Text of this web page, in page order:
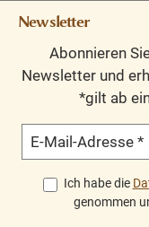
Newsletter
Abonnieren
Newsletter und
*gilt ab
E-Mail-Adresse *
Ich habe die
genommen